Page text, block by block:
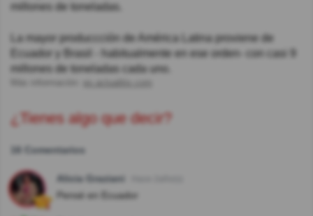
millones de toneladas.
La mayor produccción de América Latina proviene de
Ecuador y Brasil - habitualmente en ese orden- con casi 9
millones de toneladas cada uno.
es.actualitix.com
¿Tienes algo que decir?
16 Comentarios
Alicia Graziani
Pensé en Ecuador